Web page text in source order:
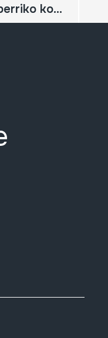
HM Udaberriko kontzertua; 2004-04-03; Oiartzun; Herri Musikaren Txokoa; Os Miñotos